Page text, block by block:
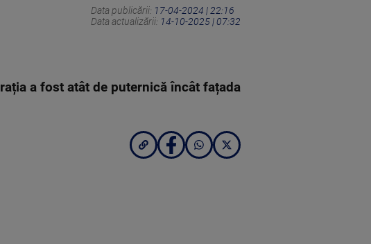
Data publicării: 17-04-2024 | 22:16
Data actualizării: 14-10-2025 | 07:32
a fost atât de puternică încât fațada